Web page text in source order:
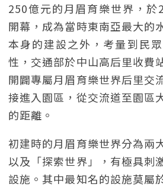
250億元的月眉育樂世界，
開幕，成為當時東南亞最大的
本身的建設之外，考量到民
性，交通部於中山高后里收費
開闢專屬月眉育樂世界后里交
接進入園區，從交流道至園區
的距離。
初建時的月眉育樂世界分為兩
以及「探索世界」，有極具刺
設施。其中最知名的設施莫屬